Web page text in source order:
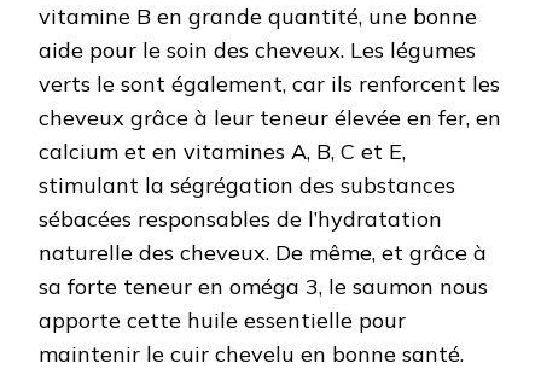
vitamine B en grande quantité, une bonne
aide pour le soin des cheveux. Les légumes
verts le sont également, car ils renforcent les
cheveux grâce à leur teneur élevée en fer, en
calcium et en vitamines A, B, C et E,
stimulant la ségrégation des substances
sébacées responsables de l’hydratation
naturelle des cheveux. De même, et grâce à
sa forte teneur en oméga 3, le saumon nous
apporte cette huile essentielle pour
maintenir le cuir chevelu en bonne santé.